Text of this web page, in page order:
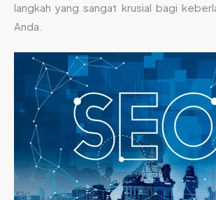
langkah yang sangat krusial bagi
Anda.